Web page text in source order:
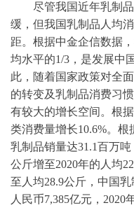
尽管我国近年乳制
缓，但我国乳制品人均
距。根据中金企信数据
均水平的1/3，是发展中
此，随着国家政策对全
的转变及乳制品消费习
有较大的增长空间。根据
类消费量增长10.6%。根
乳制品销量达31.1百万
公斤增至2020年的人均
至人均28.9公斤，中国
人民币7,385亿元，2020